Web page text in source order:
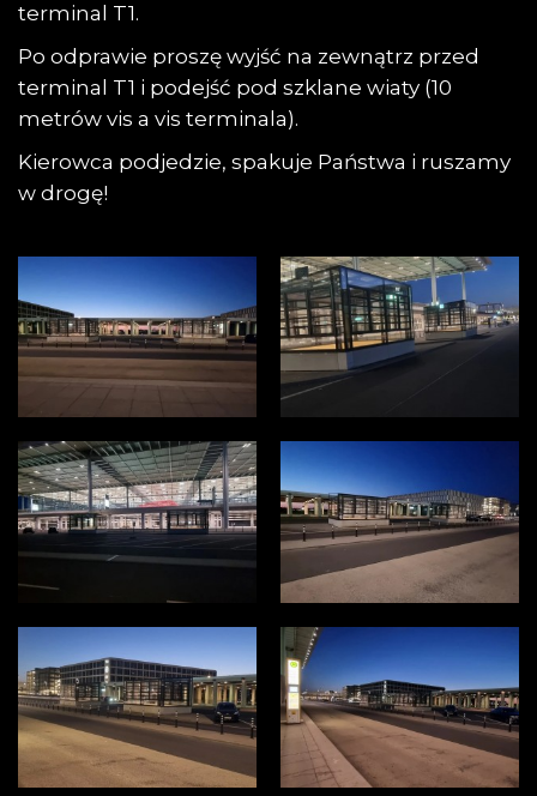
terminal T1.
Po odprawie proszę wyjść na zewnątrz przed
terminal T1 i podejść pod szklane wiaty (10
metrów vis a vis terminala).
Kierowca podjedzie, spakuje Państwa i ruszamy
w drogę!